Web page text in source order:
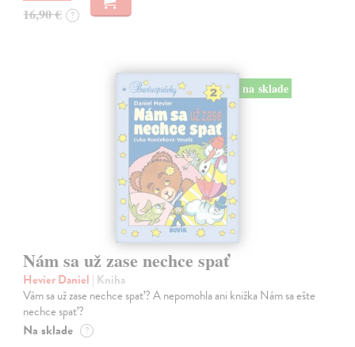
16,90 € ?
na sklade
Nám sa už zase nechce spať
Hevier Daniel | Kniha
Vám sa už zase nechce spať? A nepomohla ani knižka Nám sa ešte
nechce spať?
Na sklade ?